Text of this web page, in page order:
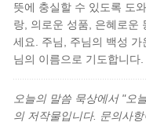
뜻에 충실할 수 있도록 도
랑, 의로운 성품, 은혜로운
세요. 주님, 주님의 백성
님의 이름으로 기도합니다.
오늘의 말씀 묵상에서 "오
의 저작물입니다. 문의사